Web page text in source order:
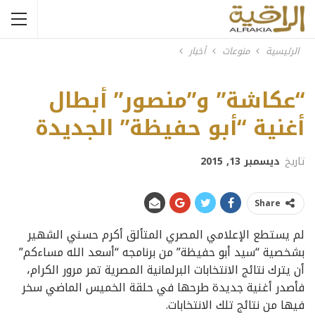
الرئيسية منوعات أخبارأكرم حسني
“عكاشة” و”منصور” أبطال
أغنية “أبو حفيظة” الجديدة
تاريخ ديسمبر 13, 2015
Share
لم يستطع الإعلامي المصري المتألق أكرم حسني الشهير
بشخصية “سيد أبو حفيظة” من برنامجه “أسعد الله مساءكم”
أن يترك نتائج الانتخابات البرلمانية المصرية تمر مرور الكرام،
فأصدر أغنية جديدة طرحها في حلقة الخميس الماضي سخر
فيها من نتائج تلك الانتخابات.